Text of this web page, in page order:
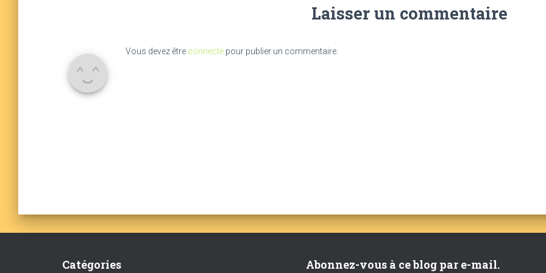
Laisser un commentaire
Vous devez être connecté pour publier un commentaire.
Catégories Abonnez-vous à ce blog par e-mail.